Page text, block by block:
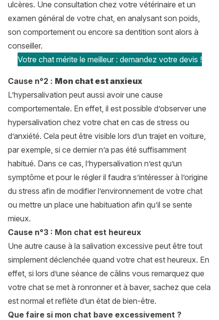
ulcères. Une consultation chez votre vétérinaire et un
examen général de votre chat, en analysant son poids,
son comportement ou encore sa dentition sont alors à
conseiller.
Votre chat mérite le meilleur : demandez votre devis !
Cause n°2 : Mon chat est anxieux
L’hypersalivation peut aussi avoir une cause
comportementale. En effet, il est possible d’observer une
hypersalivation chez votre chat en cas de stress ou
d’anxiété. Cela peut être visible lors d’un trajet en voiture,
par exemple, si ce dernier n’a pas été suffisamment
habitué. Dans ce cas, l’hypersalivation n’est qu’un
symptôme et pour le régler il faudra s’intéresser à l’origine
du stress afin de modifier l’environnement de votre chat
ou mettre un place une habituation afin qu’il se sente
mieux.
Cause n°3 : Mon chat est heureux
Une autre cause à la salivation excessive peut être tout
simplement déclenchée quand votre chat est heureux. En
effet, si lors d’une séance de câlins vous remarquez que
votre chat se met à ronronner et à baver, sachez que cela
est normal et reflète d’un état de bien-être.
Que faire si mon chat bave excessivement ?